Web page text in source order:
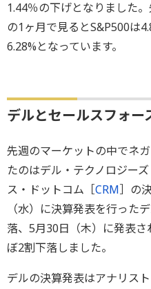
1.44％の下げとなりました
の1ヶ月で見るとS&P500は
6.28%となっています。
デルとセールスフォー
先週のマーケットの中でネ
たのはデル・テクノロジー
ス・ドットコム［CRM］の
（水）に決算発表を行った
落、5月30日（木）に発表
ぼ2割下落しました。
デルの決算発表はアナリス